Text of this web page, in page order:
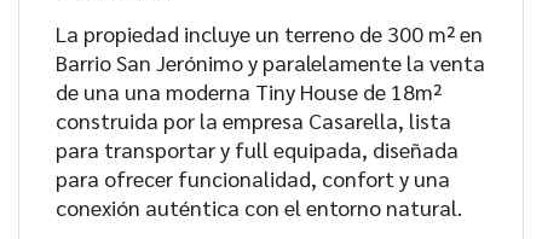
La propiedad incluye un terreno de 300 m² en
Barrio San Jerónimo y paralelamente la venta
de una una moderna Tiny House de 18m²
construida por la empresa Casarella, lista
para transportar y full equipada, diseñada
para ofrecer funcionalidad, confort y una
conexión auténtica con el entorno natural.